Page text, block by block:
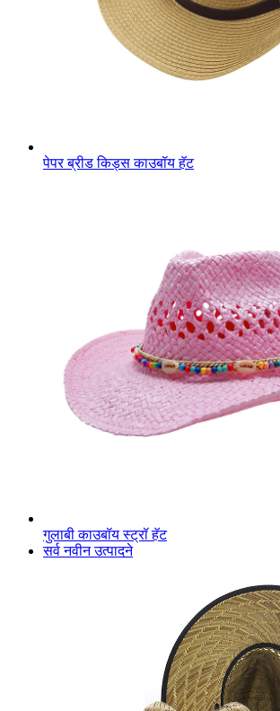
पेपर ब्रीड किड्स काउबॉय हॅट
गुलाबी काउबॉय स्ट्रॉ हॅट
सर्व नवीन उत्पादने